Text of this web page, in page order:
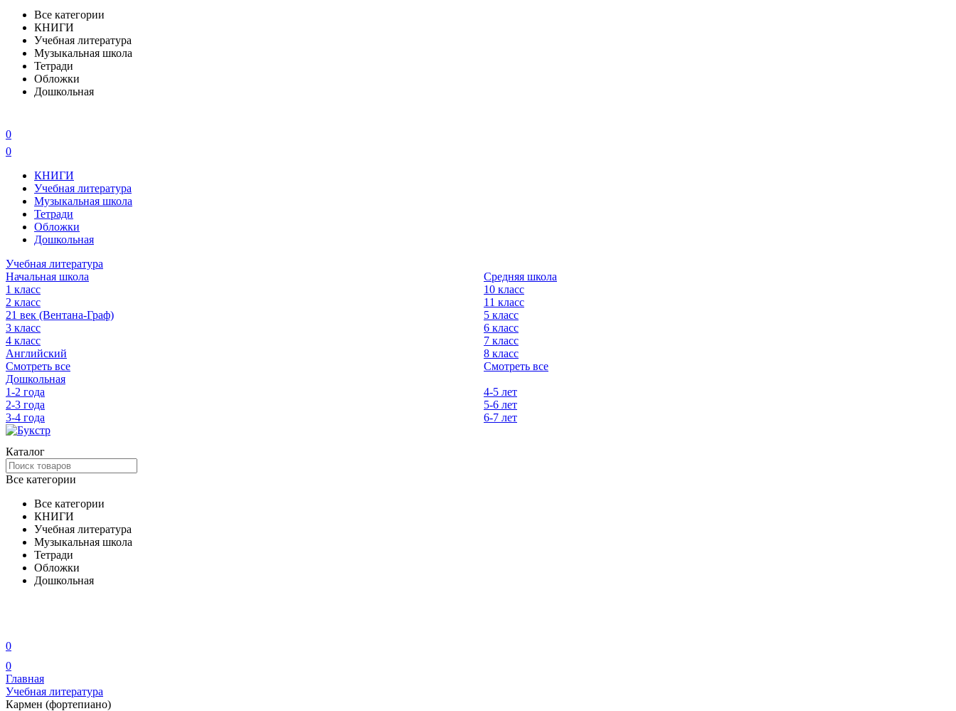
Все категории
КНИГИ
Учебная литература
Музыкальная школа
Тетради
Обложки
Дошкольная
0
0
КНИГИ
Учебная литература
Музыкальная школа
Тетради
Обложки
Дошкольная
Учебная литература
Начальная школа
1 класс
2 класс
21 век (Вентана-Граф)
3 класс
4 класс
Английский
Смотреть все
Средняя школа
10 класс
11 класс
5 класс
6 класс
7 класс
8 класс
Смотреть все
Дошкольная
1-2 года
2-3 года
3-4 года
4-5 лет
5-6 лет
6-7 лет
Каталог
Все категории
Все категории
КНИГИ
Учебная литература
Музыкальная школа
Тетради
Обложки
Дошкольная
0
0
Главная
Учебная литература
Кармен (фортепиано)